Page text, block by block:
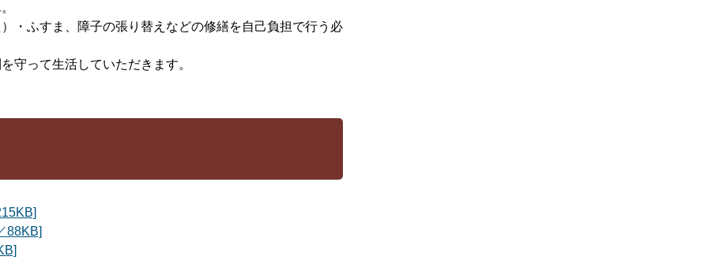
・ふすま、障子の張り替えなどの修繕を自己負担で行う必
守って生活していただきます。
88KB]